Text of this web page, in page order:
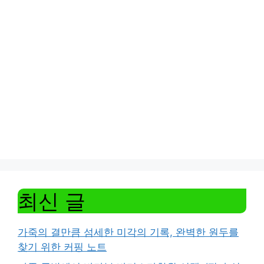
최신 글
가죽의 결만큼 섬세한 미각의 기록, 완벽한 원두를
찾기 위한 커핑 노트